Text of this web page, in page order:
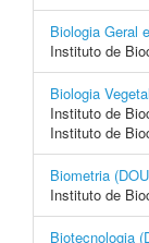
Biologia Geral
Instituto de
Biologia
Instituto de
Instituto de
Biometria
Instituto de
Biotecnologia